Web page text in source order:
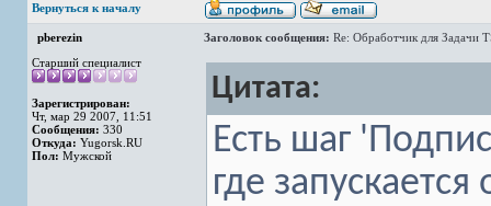
Вернуться к началу
pberezin Заголовок сообщения: Re: Обработчик для Задачи
Старший специалист
Зарегистрирован:
Чт, мар 29 2007, 11:51
Сообщения: 330
Откуда: Yugorsk.RU
Пол: Мужской
Цитата:
Есть шаг
где